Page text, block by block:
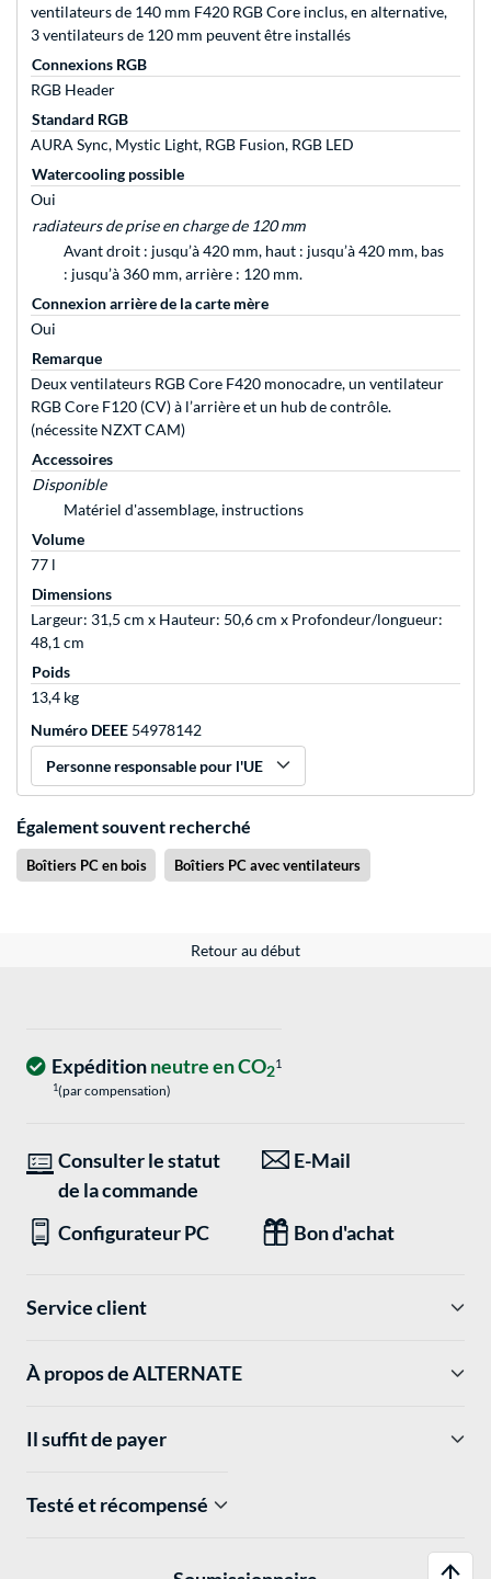
ventilateurs de 140 mm F420 RGB Core inclus, en alternative,
3 ventilateurs de 120 mm peuvent être installés
Connexions RGB
RGB Header
Standard RGB
AURA Sync, Mystic Light, RGB Fusion, RGB LED
Watercooling possible
Oui
radiateurs de prise en charge de 120 mm
Avant droit : jusqu’à 420 mm, haut : jusqu’à 420 mm, bas
: jusqu’à 360 mm, arrière : 120 mm.
Connexion arrière de la carte mère
Oui
Remarque
Deux ventilateurs RGB Core F420 monocadre, un ventilateur
RGB Core F120 (CV) à l’arrière et un hub de contrôle.
(nécessite NZXT CAM)
Accessoires
Disponible
Matériel d'assemblage, instructions
Volume
77 l
Dimensions
Largeur: 31,5 cm x Hauteur: 50,6 cm x Profondeur/longueur:
48,1 cm
Poids
13,4 kg
Numéro DEEE 54978142
Personne responsable pour l'UE
Également souvent recherché
Boîtiers PC en bois Boîtiers PC avec ventilateurs
Retour au début
Expéditionneutre en CO21
1(par compensation)
Consulter le statut
de la commande
E-Mail
Configurateur PC Bon d'achat
Service client
À propos de ALTERNATE
Il suffit de payer
Testé et récompensé